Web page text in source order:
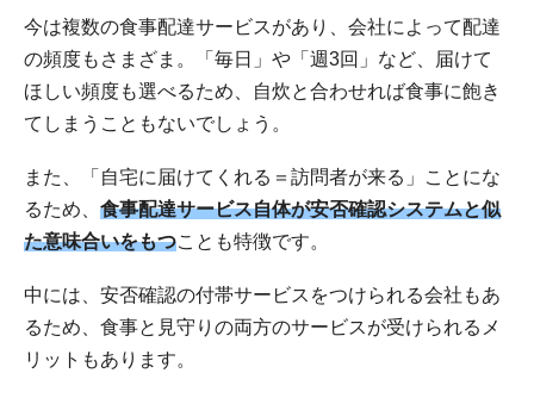
今は複数の食事配達サービスがあり、会社によって配達
の頻度もさまざま。「毎日」や「週3回」など、届けて
ほしい頻度も選べるため、自炊と合わせれば食事に飽き
てしまうこともないでしょう。
また、「自宅に届けてくれる＝訪問者が来る」ことにな
るため、 食事配達サービス自体が安否確認システムと似
た意味合いをもつことも特徴です。
中には、安否確認の付帯サービスをつけられる会社もあ
るため、食事と見守りの両方のサービスが受けられるメ
リットもあります。